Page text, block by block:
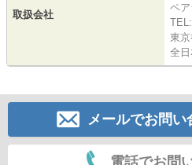
取扱会社
ペ
東
全
メールでお問い